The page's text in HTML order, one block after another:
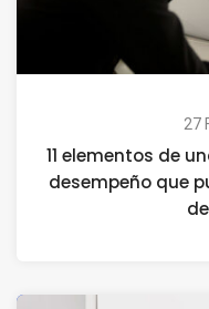
27
11 elementos de
desempeño que